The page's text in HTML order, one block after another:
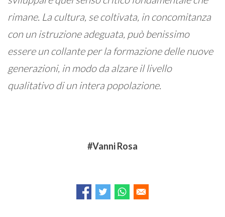
rimane. La cultura, se coltivata, in concomitanza
con un istruzione adeguata, può benissimo
essere un collante per la formazione delle nuove
generazioni, in modo da alzare il livello
qualitativo di un intera popolazione.
Vanni Rosa